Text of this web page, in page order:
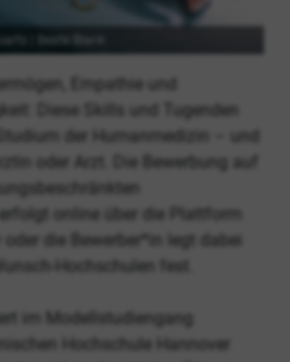
| Beate Blank
Empathie und
Diese Skills und Tugenden
der Humanmedizin – und
oder Arzt. Die Bewerbung auf
online über die Plattform
oder die Bewerber*in legt dabei
Hochschulen fest.
im Modellstudiengang
Hochschule Hannover